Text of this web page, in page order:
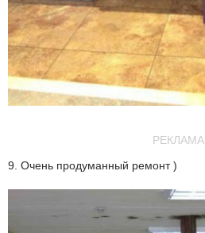
РЕКЛАМА
9. Очень продуманный ремонт )